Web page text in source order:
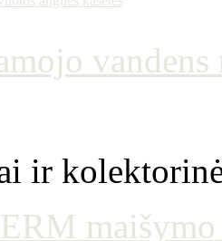
ir